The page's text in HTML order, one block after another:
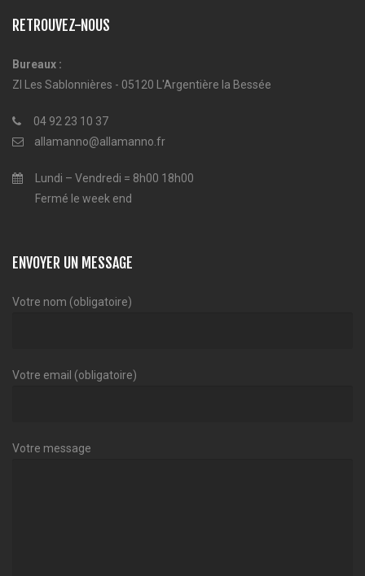
RETROUVEZ-NOUS
Bureaux :
ZI Les Sablonnières - 05120 L'Argentière la Bessée
04 92 23 10 37
allamanno@allamanno.fr
Lundi – Vendredi = 8h00 18h00
Fermé le week end
ENVOYER UN MESSAGE
Votre nom (obligatoire)
Votre email (obligatoire)
Votre message